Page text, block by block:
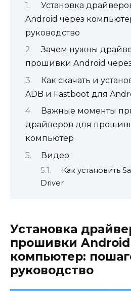
Установка
Android через
руководство
Зачем нужны
прошивки Android
Как скачать и
ADB и Fastboot для
Важные моменты
драйверов для
компьютер
Видео:
Как установить
Driver
Установка
прошивки Android
компьютер:
руководство